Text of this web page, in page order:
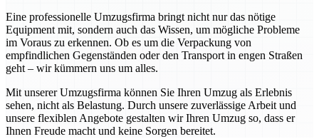
Eine professionelle Umzugsfirma bringt nicht nur das nötige
Equipment mit, sondern auch das Wissen, um mögliche Probleme
im Voraus zu erkennen. Ob es um die Verpackung von
empfindlichen Gegenständen oder den Transport in engen Straßen
geht – wir kümmern uns um alles.
Mit unserer Umzugsfirma können Sie Ihren Umzug als Erlebnis
sehen, nicht als Belastung. Durch unsere zuverlässige Arbeit und
unsere flexiblen Angebote gestalten wir Ihren Umzug so, dass er
Ihnen Freude macht und keine Sorgen bereitet.